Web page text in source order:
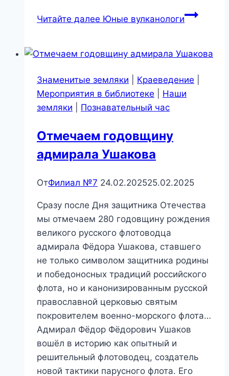
Читайте далее Юные вулканологи
Знаменитые земляки Краеведение
Мероприятия в библиотеке
Наши
земляки
Познавательный час
Отмечаем годовщину
адмирала Ушакова
ОтФилиал №7 24.02.202525.02.2025
Сразу после Дня защитника Отечества
мы отмечаем 280 годовщину рождения
великого русского флотоводца
адмирала Фёдора Ушакова, ставшего
не только символом защитника родины
и победоносных традиций российского
флота, но и канонизированным русской
православной церковью святым
покровителем военно-морского флота…
Адмирал Фёдор Фёдорович Ушаков
вошёл в историю как опытный и
решительный флотоводец, создатель
новой тактики парусного флота. Его